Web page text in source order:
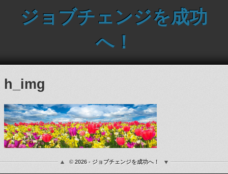
ジョブチェンジを成功
へ！
h_img
© 2026 - ジョブチェンジを成功へ！